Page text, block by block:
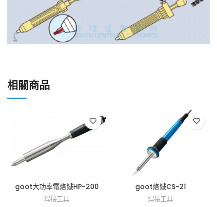
相關商品
goot大功率電烙鐵HP-200
焊接工具
goot烙鐵CS-21
焊接工具